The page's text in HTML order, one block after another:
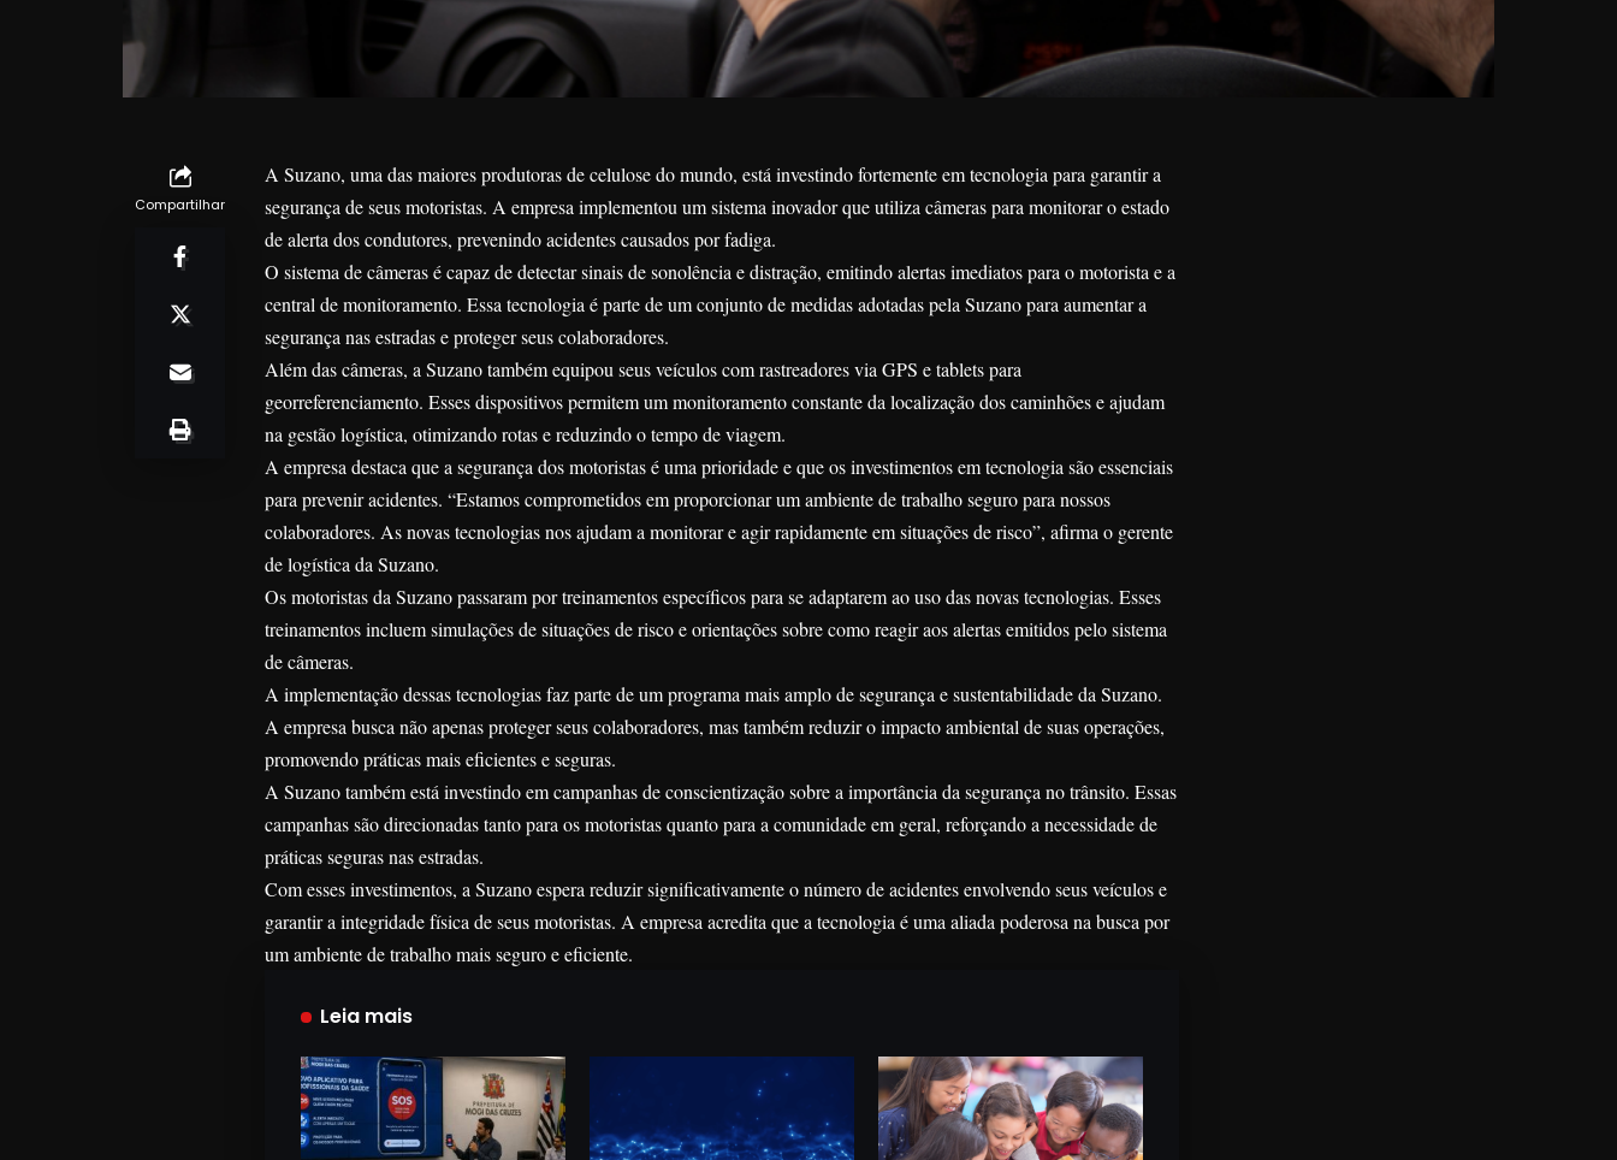
Compartilhar
A Suzano, uma das maiores produtoras de celulose do mundo, está investindo fortemente em tecnologia para garantir a
segurança de seus motoristas. A empresa implementou um sistema inovador que utiliza câmeras para monitorar o estado
de alerta dos condutores, prevenindo acidentes causados por fadiga.
O sistema de câmeras é capaz de detectar sinais de sonolência e distração, emitindo alertas imediatos para o motorista e a
central de monitoramento. Essa tecnologia é parte de um conjunto de medidas adotadas pela Suzano para aumentar a
segurança nas estradas e proteger seus colaboradores.
Além das câmeras, a Suzano também equipou seus veículos com rastreadores via GPS e tablets para
georreferenciamento. Esses dispositivos permitem um monitoramento constante da localização dos caminhões e ajudam
na gestão logística, otimizando rotas e reduzindo o tempo de viagem.
A empresa destaca que a segurança dos motoristas é uma prioridade e que os investimentos em tecnologia são essenciais
para prevenir acidentes. “Estamos comprometidos em proporcionar um ambiente de trabalho seguro para nossos
colaboradores. As novas tecnologias nos ajudam a monitorar e agir rapidamente em situações de risco”, afirma o gerente
de logística da Suzano.
Os motoristas da Suzano passaram por treinamentos específicos para se adaptarem ao uso das novas tecnologias. Esses
treinamentos incluem simulações de situações de risco e orientações sobre como reagir aos alertas emitidos pelo sistema
de câmeras.
A implementação dessas tecnologias faz parte de um programa mais amplo de segurança e sustentabilidade da Suzano.
A empresa busca não apenas proteger seus colaboradores, mas também reduzir o impacto ambiental de suas operações,
promovendo práticas mais eficientes e seguras.
A Suzano também está investindo em campanhas de conscientização sobre a importância da segurança no trânsito. Essas
campanhas são direcionadas tanto para os motoristas quanto para a comunidade em geral, reforçando a necessidade de
práticas seguras nas estradas.
Com esses investimentos, a Suzano espera reduzir significativamente o número de acidentes envolvendo seus veículos e
garantir a integridade física de seus motoristas. A empresa acredita que a tecnologia é uma aliada poderosa na busca por
um ambiente de trabalho mais seguro e eficiente.
Leia mais